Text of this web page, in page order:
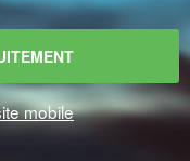
mobile